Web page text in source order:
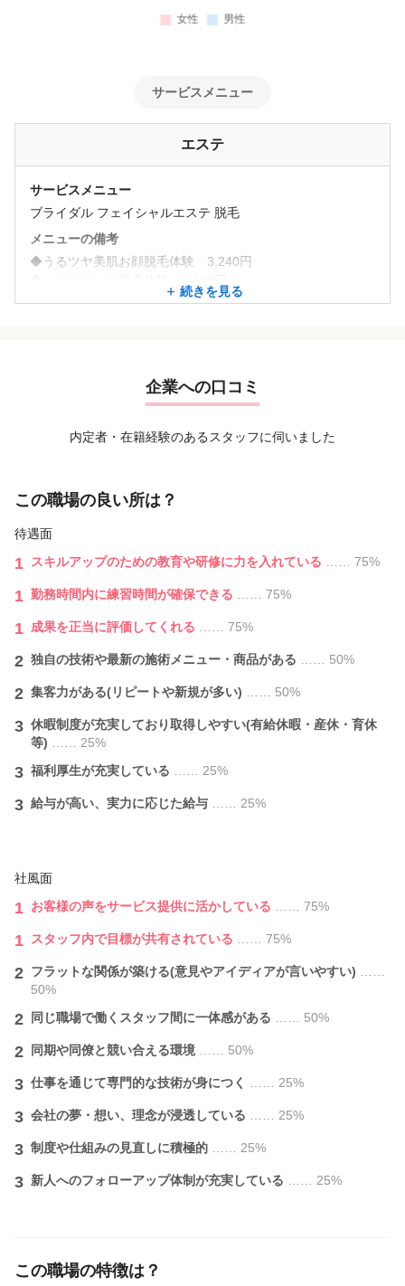
サービスメニュー
エステ
サービスメニュー
ブライダル フェイシャルエステ 脱毛
メニューの備考
◆うるツヤ美肌お顔脱毛体験 3,240円
◆全身キラキラ脱毛体験 16,200円
◆つるつるプリンセスプラン 16,200円
続きを見る
企業への口コミ
内定者・在籍経験のあるスタッフに伺いました
この職場の良い所は？
待遇面
1 スキルアップのための教育や研修に力を入れている …… 75%
1 勤務時間内に練習時間が確保できる …… 75%
1 成果を正当に評価してくれる …… 75%
2 独自の技術や最新の施術メニュー・商品がある …… 50%
2 集客力がある(リピートや新規が多い) …… 50%
3 休暇制度が充実しており取得しやすい(有給休暇・産休・育休
等)
…… 25%
3 福利厚生が充実している …… 25%
3 給与が⾼い、実力に応じた給与 …… 25%
社風面
1 お客様の声をサービス提供に活かしている …… 75%
1 スタッフ内で目標が共有されている …… 75%
2 フラットな関係が築ける(意見やアイディアが言いやすい)
50%
2 同じ職場で働くスタッフ間に一体感がある …… 50%
2 同期や同僚と競い合える環境 …… 50%
3 仕事を通じて専門的な技術が身につく …… 25%
3 会社の夢・想い、理念が浸透している …… 25%
3 制度や仕組みの見直しに積極的 …… 25%
3 新人へのフォローアップ体制が充実している …… 25%
この職場の特徴は？